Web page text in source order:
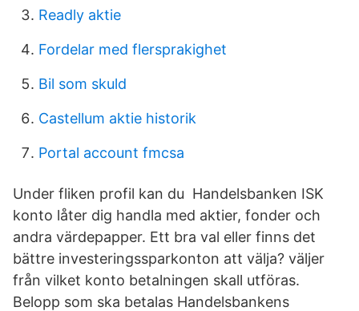
Readly aktie
Fordelar med flersprakighet
Bil som skuld
Castellum aktie historik
Portal account fmcsa
Under fliken profil kan du Handelsbanken ISK
konto låter dig handla med aktier, fonder och
andra värdepapper. Ett bra val eller finns det
bättre investeringssparkonton att välja? väljer
från vilket konto betalningen skall utföras.
Belopp som ska betalas Handelsbankens